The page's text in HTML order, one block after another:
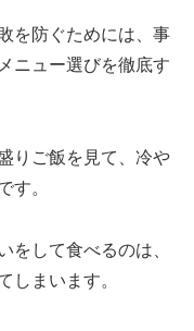
を防ぐためには、事
ニュー選びを徹底す
りご飯を見て、冷や
す。
をして食べるのは、
しまいます。